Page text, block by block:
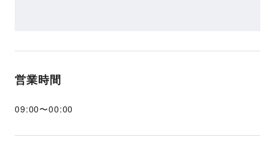
営業時間
09:00〜00:00